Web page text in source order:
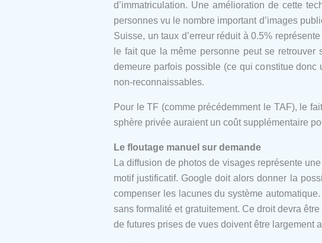
d’immatriculation. Une amélioration de cette
personnes vu le nombre important d’images
Suisse, un taux d’erreur réduit à 0.5%
le fait que la même personne peut se
demeure parfois possible (ce qui constitue
non-reconnaissables.
Pour le TF (comme précédemment le TAF), le
sphère privée auraient un coût supplémentaire
Le floutage manuel sur demande
La diffusion de photos de visages représente
motif justificatif. Google doit alors donner la
compenser les lacunes du système
sans formalité et gratuitement. Ce droit devra
de futures prises de vues doivent être largement